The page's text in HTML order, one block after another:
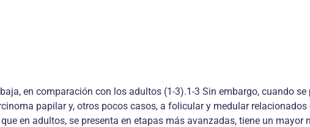
en comparación con los adultos (1-3).1-3 Sin embargo, cuando
papilar y, otros pocos casos, a folicular y medular
en adultos, se presenta en etapas más avanzadas, tiene un mayor